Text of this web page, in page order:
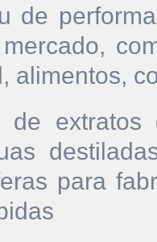
de
alimentos,
extratos
para